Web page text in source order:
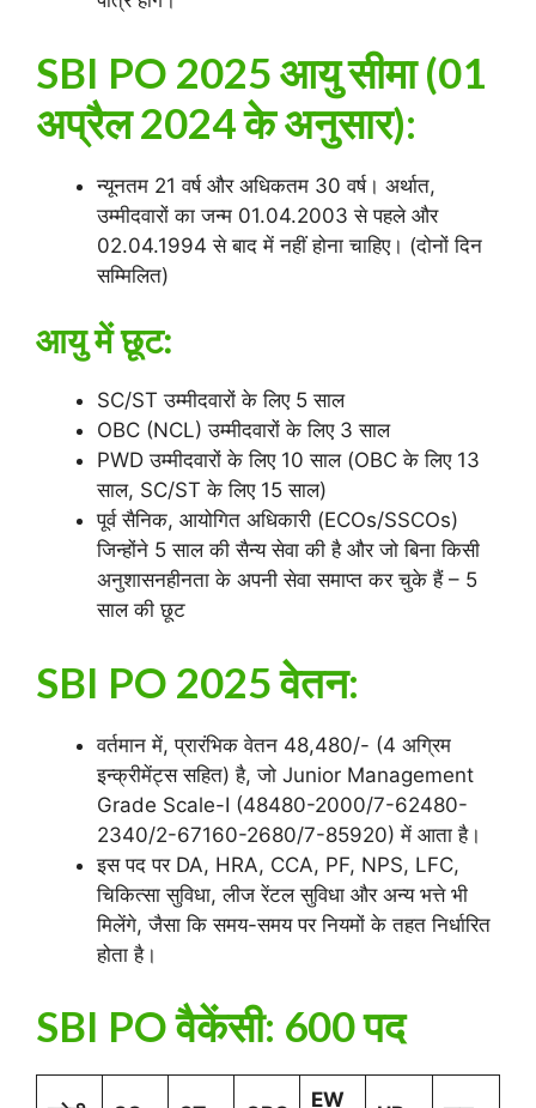
SBI PO 2025आयु सीमा (01
अप्रैल 2024 के अनुसार):
न्यूनतम 21 वर्ष और अधिकतम 30 वर्ष। अर्थात,
उम्मीदवारों का जन्म 01.04.2003 से पहले और
02.04.1994 से बाद में नहीं होना चाहिए। (दोनों दिन
सम्मिलित)
आयु में छूट:
SC/ST उम्मीदवारों के लिए 5 साल
OBC (NCL) उम्मीदवारों के लिए 3 साल
PWD उम्मीदवारों के लिए 10 साल (OBC के लिए 13
साल, SC/ST के लिए 15 साल)
पूर्व सैनिक, आयोगित अधिकारी (ECOs/SSCOs)
जिन्होंने 5 साल की सैन्य सेवा की है और जो बिना किसी
अनुशासनहीनता के अपनी सेवा समाप्त कर चुके हैं – 5
साल की छूट
SBI PO 2025वेतन:
वर्तमान में, प्रारंभिक वेतन 48,480/- (4 अग्रिम
इन्क्रीमेंट्स सहित) है, जो Junior Management
Grade Scale-I (48480-2000/7-62480-
2340/2-67160-2680/7-85920) में आता है।
इस पद पर DA, HRA, CCA, PF, NPS, LFC,
चिकित्सा सुविधा, लीज रेंटल सुविधा और अन्य भत्ते भी
मिलेंगे, जैसा कि समय-समय पर नियमों के तहत निर्धारित
होता है।
SBI PO वैकेंसी: 600 पद
EW